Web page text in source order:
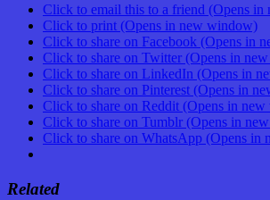
Click to email this to a friend (Opens
Click to print (Opens in new window)
Click to share on Facebook (Opens in
Click to share on Twitter (Opens in
Click to share on LinkedIn (Opens in
Click to share on Pinterest (Opens in
Click to share on Reddit (Opens in
Click to share on Tumblr (Opens in
Click to share on WhatsApp (Opens in
Related